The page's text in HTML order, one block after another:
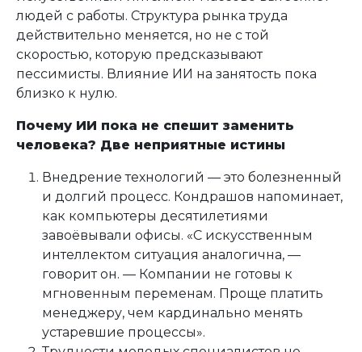
людей с работы. Структура рынка труда
действительно меняется, но не с той
скоростью, которую предсказывают
пессимисты. Влияние ИИ на занятость пока
близко к нулю.
Почему ИИ пока не спешит заменить
человека? Две неприятные истины
Внедрение технологий — это болезненный
и долгий процесс. Кондрашов напоминает,
как компьютеры десятилетиями
завоёвывали офисы. «С искусственным
интеллектом ситуация аналогична, —
говорит он. — Компании не готовы к
мгновенным переменам. Проще платить
менеджеру, чем кардинально менять
устаревшие процессы».